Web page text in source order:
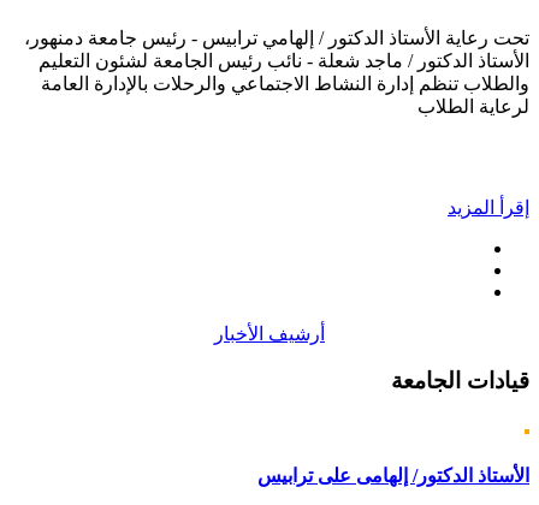
تحت رعاية الأستاذ الدكتور / إلهامي ترابيس - رئيس جامعة دمنهور،
الأستاذ الدكتور / ماجد شعلة - نائب رئيس الجامعة لشئون التعليم
والطلاب تنظم إدارة النشاط الاجتماعي والرحلات بالإدارة العامة
لرعاية الطلاب
إقرأ المزيد
أرشيف الأخبار
قيادات الجامعة
الأستاذ الدكتور/ إلهامى على ترابيس